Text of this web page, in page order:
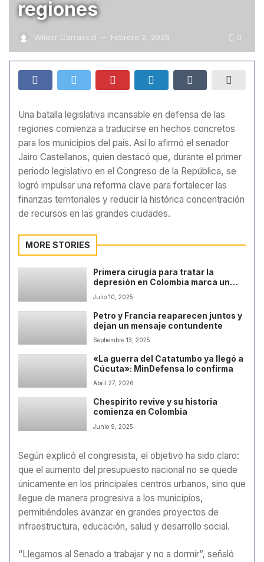
regiones
Wilder Carrascal — Febrero 2, 2026 0
Una batalla legislativa incansable en defensa de las
regiones comienza a traducirse en hechos concretos
para los municipios del país. Así lo afirmó el senador
Jairo Castellanos, quien destacó que, durante el primer
periodo legislativo en el Congreso de la República, se
logró impulsar una reforma clave para fortalecer las
finanzas territoriales y reducir la histórica concentración
de recursos en las grandes ciudades.
MORE STORIES
Primera cirugía para tratar la
depresión en Colombia marca un
hito en la medicina
Julio 10, 2025
Petro y Francia reaparecen juntos y
dejan un mensaje contundente
Septiembre 13, 2025
«La guerra del Catatumbo ya llegó a
Cúcuta»: MinDefensa lo confirma
Abril 27, 2026
Chespirito revive y su historia
comienza en Colombia
Junio 9, 2025
Según explicó el congresista, el objetivo ha sido claro:
que el aumento del presupuesto nacional no se quede
únicamente en los principales centros urbanos, sino que
llegue de manera progresiva a los municipios,
permitiéndoles avanzar en grandes proyectos de
infraestructura, educación, salud y desarrollo social.
“Llegamos al Senado a trabajar y no a dormir”, señaló